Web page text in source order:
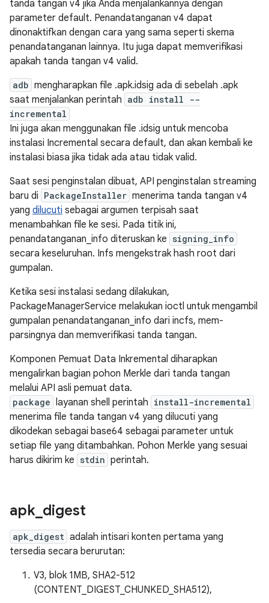
tanda tangan v4 jika Anda menjalankannya dengan
parameter default. Penandatanganan v4 dapat
dinonaktifkan dengan cara yang sama seperti skema
penandatanganan lainnya. Itu juga dapat memverifikasi
apakah tanda tangan v4 valid.
adb mengharapkan file .apk.idsig ada di sebelah .apk
saat menjalankan perintah adb install --
incremental
Ini juga akan menggunakan file .idsig untuk mencoba
instalasi Incremental secara default, dan akan kembali ke
instalasi biasa jika tidak ada atau tidak valid.
Saat sesi penginstalan dibuat, API penginstalan streaming
baru di PackageInstaller menerima tanda tangan v4
yang dilucuti sebagai argumen terpisah saat
menambahkan file ke sesi. Pada titik ini,
penandatanganan_info diteruskan ke signing_info
secara keseluruhan. Infs mengekstrak hash root dari
gumpalan.
Ketika sesi instalasi sedang dilakukan,
PackageManagerService melakukan ioctl untuk mengambil
gumpalan penandatanganan_info dari incfs, mem-
parsingnya dan memverifikasi tanda tangan.
Komponen Pemuat Data Inkremental diharapkan
mengalirkan bagian pohon Merkle dari tanda tangan
melalui API asli pemuat data.
package layanan shell perintah install-incremental
menerima file tanda tangan v4 yang dilucuti yang
dikodekan sebagai base64 sebagai parameter untuk
setiap file yang ditambahkan. Pohon Merkle yang sesuai
harus dikirim ke stdin perintah.
apk digest
apk_digest adalah intisari konten pertama yang
tersedia secara berurutan:
V3, blok 1MB, SHA2-512
(CONTENT_DIGEST_CHUNKED_SHA512),